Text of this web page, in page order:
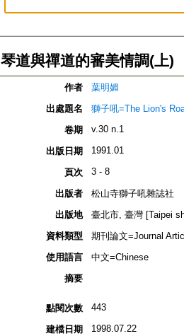
琴道與禪道的審美情調(上)
作者
葉明媚
出處題名
獅子吼=The Lion's
卷期
v.30 n.1
出版日期 1991.01
頁次 3 - 8
出版者
松山寺獅子吼雜誌社
出版地
臺北市, 臺灣 [Taipei
資料類型
期刊論文=Journal
使用語言
中文=Chinese
摘要
點閱次數 443
建檔日期 1998.07.22